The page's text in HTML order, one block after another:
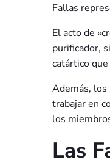
Fallas
El acto de
purificador,
catártico
Además, los
trabajar en
los
Las